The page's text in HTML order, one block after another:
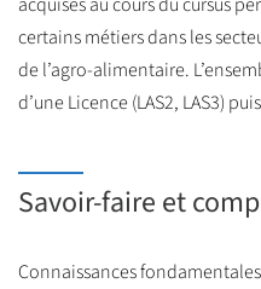
certains métiers dans les
de l’agro-alimentaire.
d’une Licence (LAS2, LAS3)
Savoir-faire et
Connaissances